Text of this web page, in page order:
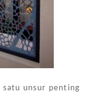
satu unsur penting